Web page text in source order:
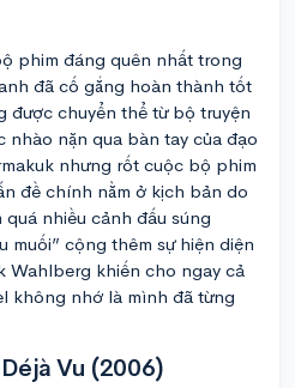
phim đáng quên nhất trong
đã cố gắng hoàn thành tốt
được chuyển thể từ bộ truyện
nhào nặn qua bàn tay của đạo
nhưng rốt cuộc bộ phim
đề chính nằm ở kịch bản do
nhiều cảnh đấu súng
muối” cộng thêm sự hiện diện
Wahlberg khiến cho ngay cả
không nhớ là mình đã từng
Vu (2006)